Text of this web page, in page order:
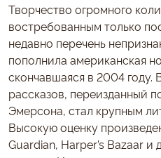
Творчество огромного
востребованным только
недавно перечень
пополнила американская
скончавшаяся в 2004 году.
рассказов, переизданный
Эмерсона, стал крупным
Высокую оценку
Guardian, Harper’s Bazaar и